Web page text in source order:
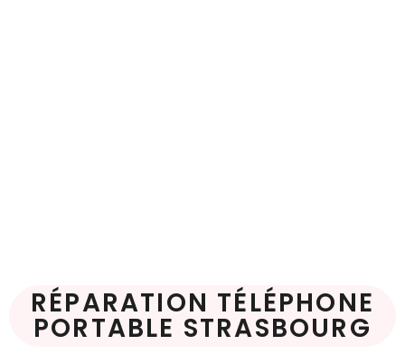
RÉPARATION TÉLÉPHONE
PORTABLE STRASBOURG